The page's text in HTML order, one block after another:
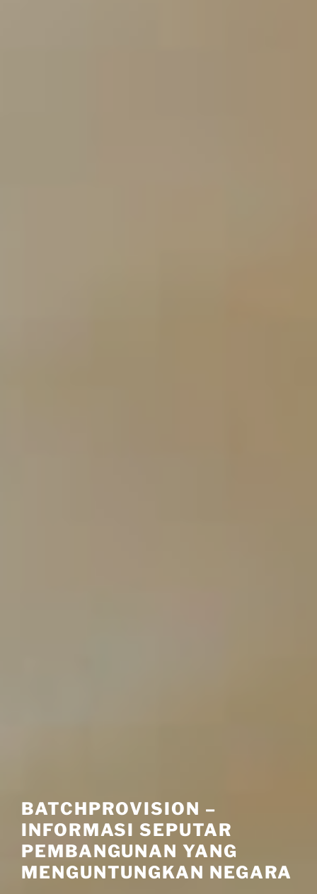
BATCHPROVISION –
INFORMASI SEPUTAR
PEMBANGUNAN YANG
MENGUNTUNGKAN NEGARA